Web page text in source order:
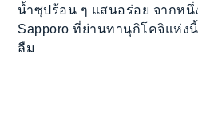
น้ำซุปร้อน ๆ แสนอร่อย จากห
Sapporo ที่ย่านทานุกิโคจิแห่ง
ลืม